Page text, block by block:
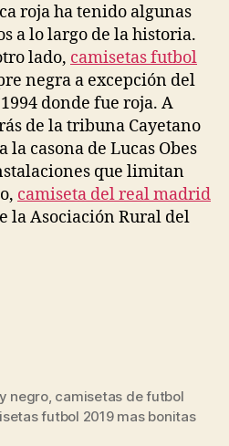
roja ha tenido algunas
a lo largo de la historia.
lado, camisetas futbol
negra a excepción del
donde fue roja. A
de la tribuna Cayetano
la casona de Lucas Obes
que limitan
camiseta del real madrid
la Asociación Rural del
negro, camisetas de futbol
futbol 2019 mas bonitas